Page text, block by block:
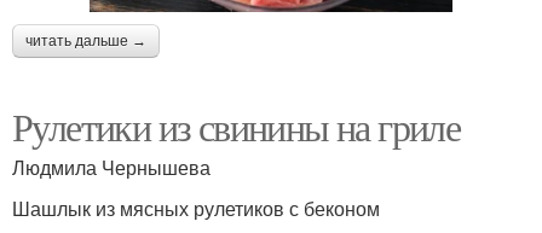
читать дальше →
Рулетики из свинины на гриле
Людмила Чернышева
Шашлык из мясных рулетиков с беконом